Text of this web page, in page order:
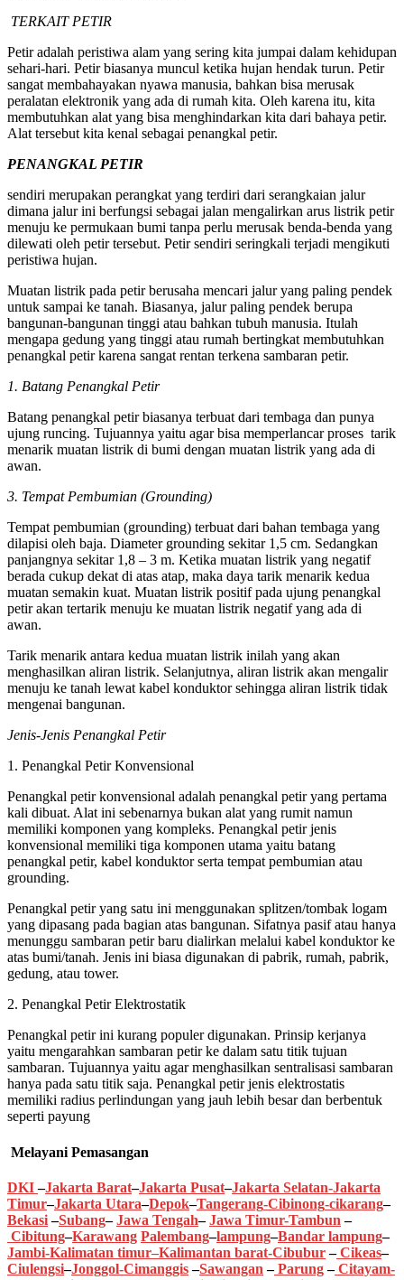
TERKAIT PETIR
Petir adalah peristiwa alam yang sering kita jumpai dalam kehidupan
sehari-hari. Petir biasanya muncul ketika hujan hendak turun. Petir
sangat membahayakan nyawa manusia, bahkan bisa merusak
peralatan elektronik yang ada di rumah kita. Oleh karena itu, kita
membutuhkan alat yang bisa menghindarkan kita dari bahaya petir.
Alat tersebut kita kenal sebagai penangkal petir.
PENANGKAL PETIR
sendiri merupakan perangkat yang terdiri dari serangkaian jalur
dimana jalur ini berfungsi sebagai jalan mengalirkan arus listrik petir
menuju ke permukaan bumi tanpa perlu merusak benda-benda yang
dilewati oleh petir tersebut. Petir sendiri seringkali terjadi mengikuti
peristiwa hujan.
Muatan listrik pada petir berusaha mencari jalur yang paling pendek
untuk sampai ke tanah. Biasanya, jalur paling pendek berupa
bangunan-bangunan tinggi atau bahkan tubuh manusia. Itulah
mengapa gedung yang tinggi atau rumah bertingkat membutuhkan
penangkal petir karena sangat rentan terkena sambaran petir.
1. Batang Penangkal Petir
Batang penangkal petir biasanya terbuat dari tembaga dan punya
ujung runcing. Tujuannya yaitu agar bisa memperlancar proses tarik
menarik muatan listrik di bumi dengan muatan listrik yang ada di
awan.
3. Tempat Pembumian (Grounding)
Tempat pembumian (grounding) terbuat dari bahan tembaga yang
dilapisi oleh baja. Diameter grounding sekitar 1,5 cm. Sedangkan
panjangnya sekitar 1,8 – 3 m. Ketika muatan listrik yang negatif
berada cukup dekat di atas atap, maka daya tarik menarik kedua
muatan semakin kuat. Muatan listrik positif pada ujung penangkal
petir akan tertarik menuju ke muatan listrik negatif yang ada di
awan.
Tarik menarik antara kedua muatan listrik inilah yang akan
menghasilkan aliran listrik. Selanjutnya, aliran listrik akan mengalir
menuju ke tanah lewat kabel konduktor sehingga aliran listrik tidak
mengenai bangunan.
Jenis-Jenis Penangkal Petir
1. Penangkal Petir Konvensional
Penangkal petir konvensional adalah penangkal petir yang pertama
kali dibuat. Alat ini sebenarnya bukan alat yang rumit namun
memiliki komponen yang kompleks. Penangkal petir jenis
konvensional memiliki tiga komponen utama yaitu batang
penangkal petir, kabel konduktor serta tempat pembumian atau
grounding.
Penangkal petir yang satu ini menggunakan splitzen/tombak logam
yang dipasang pada bagian atas bangunan. Sifatnya pasif atau hanya
menunggu sambaran petir baru dialirkan melalui kabel konduktor ke
atas bumi/tanah. Jenis ini biasa digunakan di pabrik, rumah, pabrik,
gedung, atau tower.
2. Penangkal Petir Elektrostatik
Penangkal petir ini kurang populer digunakan. Prinsip kerjanya
yaitu mengarahkan sambaran petir ke dalam satu titik tujuan
sambaran. Tujuannya yaitu agar menghasilkan sentralisasi sambaran
hanya pada satu titik saja. Penangkal petir jenis elektrostatis
memiliki radius perlindungan yang jauh lebih besar dan berbentuk
seperti payung
Melayani Pemasangan
DKI–Jakarta Barat–Jakarta Pusat–Jakarta Selatan-Jakarta
Timur–Jakarta Utara–Depok–Tangerang-Cibinong-cikarang–
Bekasi–Subang–Jawa Tengah–Jawa Timur-Tambun –
Cibitung–Karawang Palembang–lampung–Bandar lampung–
Jambi-Kalimatan timur–Kalimantan barat-Cibubur–Cikeas–
Ciulengsi–Jonggol-Cimanggis–Sawangan –Parung–Citayam-